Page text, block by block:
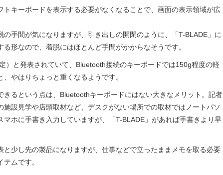
キーボードを表示する必要がなくなることで、画面の表示領域が広
手間が気になりますが、引き出しの開閉のように、「T-BLADE」に
形なので、着脱にはほとんど手間がかからなそうです。
）と発表されていて、Bluetooth接続のキーボードでは150g程度の軽
やはりちょっと重くなるようです。
るという点は、Bluetoothキーボードにはない大きなメリット。記者
施設見学や店頭取材など、デスクがない場所での取材ではノートパソ
マホに手書き入力していますが、「T-BLADE」があれば手書きより早
少し先の製品になりますが、仕事などで立ったままメモを取る必要
ムです。